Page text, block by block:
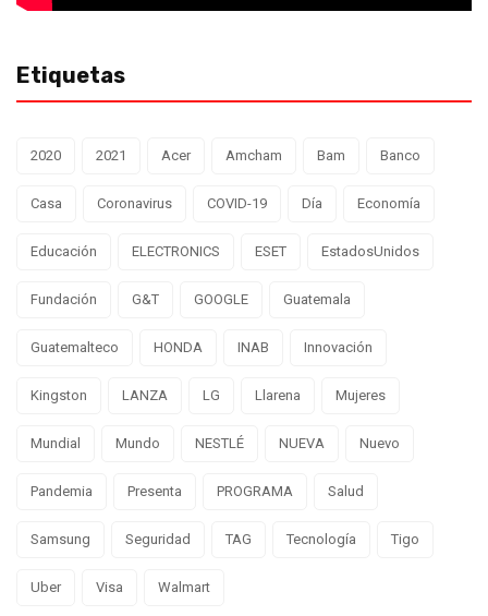
Etiquetas
2020 2021 Acer Amcham Bam Banco
Casa Coronavirus COVID-19 Día Economía
Educación ELECTRONICS ESET EstadosUnidos
Fundación G&T GOOGLE Guatemala
Guatemalteco HONDA INAB Innovación
Kingston LANZA LG Llarena Mujeres
Mundial Mundo NESTLÉ NUEVA Nuevo
Pandemia Presenta PROGRAMA Salud
Samsung Seguridad TAG Tecnología Tigo
Uber Visa Walmart